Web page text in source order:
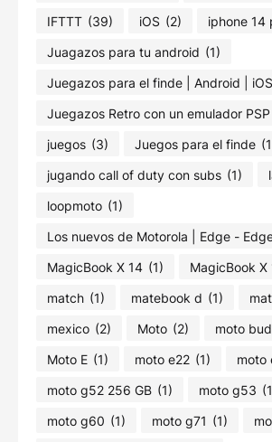
IFTTT (39) iOS (2) iphone 14
Juagazos para tu android (1)
Juegazos para el finde | Android | iOS
Juegazos Retro con un emulador PSP
juegos (3) Juegos para el finde
jugando call of duty con subs (1)
loopmoto (1)
Los nuevos de Motorola | Edge -
MagicBook X 14 (1) MagicBook X
match (1) matebook d (1)
mexico (2) Moto (2) moto
Moto E (1) moto e22 (1) moto
moto g52 256 GB (1) moto g53
moto g60 (1) moto g71 (1)